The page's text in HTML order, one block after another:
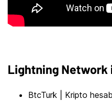
Lightning Network
BtcTurk | Kripto